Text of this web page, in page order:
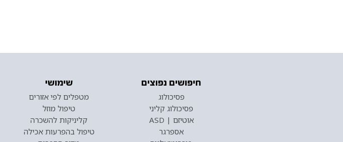
חיפושים נפוצים
פסיכולוג
פסיכולוג קליני
אוטיזם | ASD
אספרגר
שימושי
מטפלים לפי אזורים
טיפול מוזל
קליניקות להשכרה
טיפול בהפרעות אכילה